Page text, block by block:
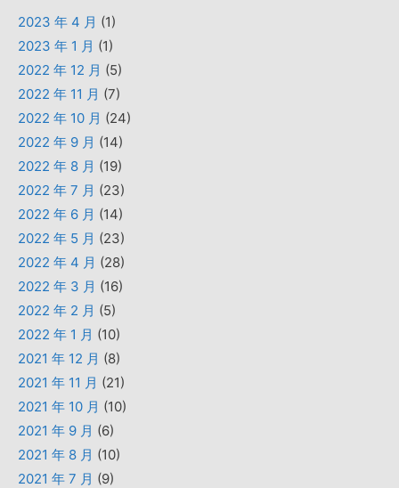
2023 年 4 月 (1)
2023 年 1 月 (1)
2022 年 12 月 (5)
2022 年 11 月 (7)
2022 年 10 月 (24)
2022 年 9 月 (14)
2022 年 8 月 (19)
2022 年 7 月 (23)
2022 年 6 月 (14)
2022 年 5 月 (23)
2022 年 4 月 (28)
2022 年 3 月 (16)
2022 年 2 月 (5)
2022 年 1 月 (10)
2021 年 12 月 (8)
2021 年 11 月 (21)
2021 年 10 月 (10)
2021 年 9 月 (6)
2021 年 8 月 (10)
2021 年 7 月 (9)